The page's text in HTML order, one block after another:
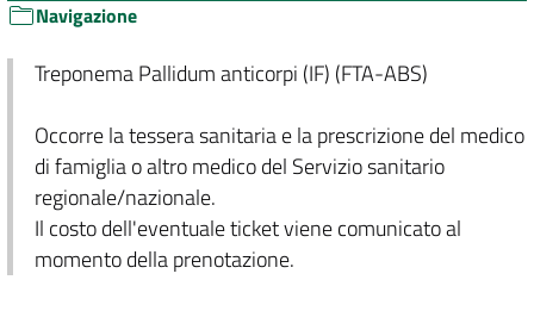
Navigazione
Treponema Pallidum anticorpi (IF) (FTA-ABS)
Occorre la tessera sanitaria e la prescrizione del medico
di famiglia o altro medico del Servizio sanitario
regionale/nazionale.
Il costo dell'eventuale ticket viene comunicato al
momento della prenotazione.